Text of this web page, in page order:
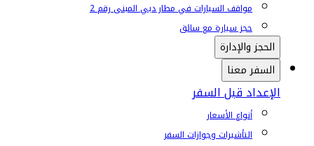
مواقف السيارات في مطار دبي المبنى رقم 2
حجز سيارة مع سائق
الحجز والإدارة
السفر معنا
الإعداد قبل السفر
أنواع الأسعار
التأشيرات وجوازات السفر